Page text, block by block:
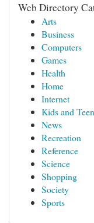
Web Directory
Arts
Business
Computers
Games
Health
Home
Internet
Kids and
News
Recreation
Reference
Science
Shopping
Society
Sports